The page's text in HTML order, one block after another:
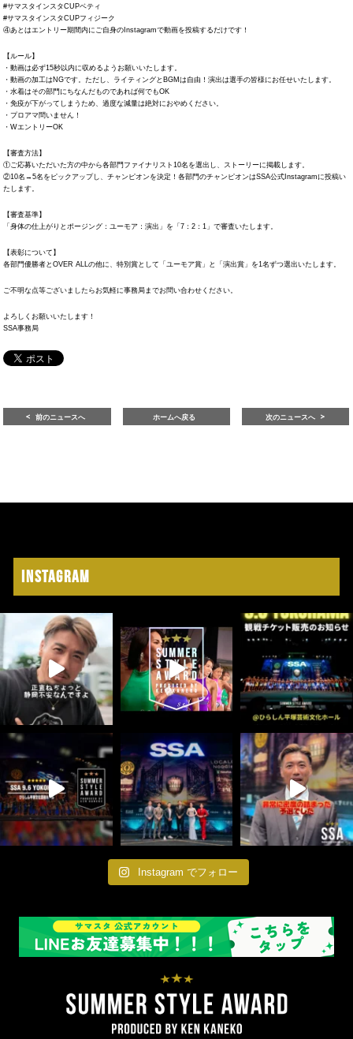
#サマスタインスタCUPベティ
#サマスタインスタCUPフィジーク
④あとはエントリー期間内にご自身のInstagramで動画を投稿するだけです！
【ルール】
・動画は必ず15秒以内に収めるようお願いいたします。
・動画の加工はNGです。ただし、ライティングとBGMは自由！演出は選手の皆様にお任せいたします。
・水着はその部門にちなんだものであれば何でもOK
・免疫が下がってしまうため、過度な減量は絶対におやめください。
・プロアマ問いません！
・WエントリーOK
【審査方法】
①ご応募いただいた方の中から各部門ファイナリスト10名を選出し、ストーリーに掲載します。
②10名→5名をピックアップし、チャンピオンを決定！各部門のチャンピオンはSSA公式Instagramに投稿い
たします。
【審査基準】
「身体の仕上がりとポージング：ユーモア：演出」を「7：2：1」で審査いたします。
【表彰について】
各部門優勝者とOVER ALLの他に、特別賞として「ユーモア賞」と「演出賞」を1名ずつ選出いたします。
ご不明な点等ございましたらお気軽に事務局までお問い合わせください。
よろしくお願いいたします！
SSA事務局
前のニュースへ ホームへ戻る 次のニュースへ
Instagram
Instagram でフォロー